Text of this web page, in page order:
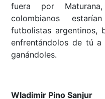
fuera por
colombianos
futbolistas argentinos,
enfrentándolos de tú
ganándoles.
Wladimir Pino Sanjur